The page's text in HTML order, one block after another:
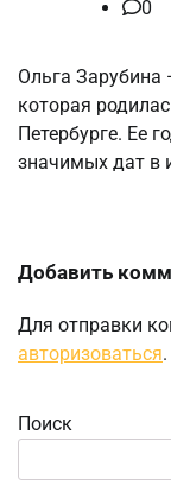
0
Ольга Зарубина
которая
Петербурге. Ее
значимых дат в
Добавить
Для отправки
авторизоваться.
Поиск